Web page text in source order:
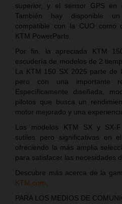
superior, y el sensor GPS en
También hay disponible un
compatible con la CUO como
KTM PowerParts.
Por fin, la apreciada KTM
escudería de modelos de 2
La KTM 150 SX 2025 parte de
pero con una importante
Específicamente diseñada,
pilotos que busca un
motor mejorado y una
Los modelos KTM SX y SX-
sutiles pero significativas en
ofreciendo la más amplia
para satisfacer las necesidades
Descubre más acerca de la
KTM.com
PARA LOS MEDIOS DE